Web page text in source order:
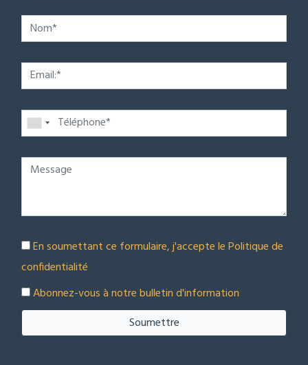
En soumettant ce formulaire, j'accepte lePolitique de
confidentialité
Abonnez-vous à notre bulletin d'information
Soumettre